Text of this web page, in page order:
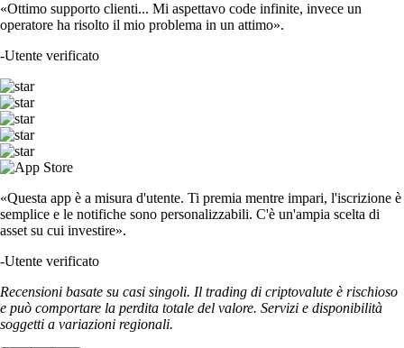
«Ottimo supporto clienti... Mi aspettavo code infinite, invece un
operatore ha risolto il mio problema in un attimo».
-Utente verificato
«Questa app è a misura d'utente. Ti premia mentre impari, l'iscrizione è
semplice e le notifiche sono personalizzabili. C'è un'ampia scelta di
asset su cui investire».
-Utente verificato
Recensioni basate su casi singoli. Il trading di criptovalute è rischioso
e può comportare la perdita totale del valore. Servizi e disponibilità
soggetti a variazioni regionali.